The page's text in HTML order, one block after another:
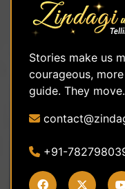
Stories make us
courageous,
guide. They
+91-